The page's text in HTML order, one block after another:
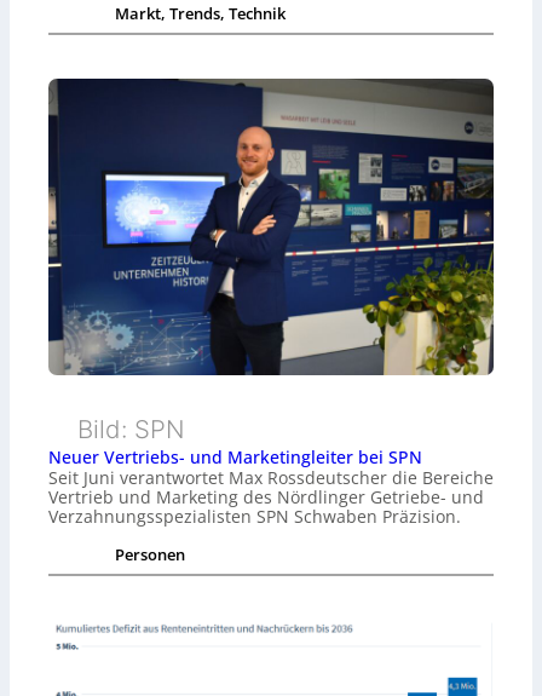
Markt, Trends, Technik
Bild: SPN
Neuer Vertriebs- und Marketingleiter bei SPN
Seit Juni verantwortet Max Rossdeutscher die Bereiche
Vertrieb und Marketing des Nördlinger Getriebe- und
Verzahnungsspezialisten SPN Schwaben Präzision.
Personen